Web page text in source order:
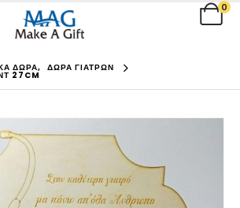
0
ΔΩΡΑ, ΔΩΡΑ ΓΙΑΤΡΩΝ
27CM